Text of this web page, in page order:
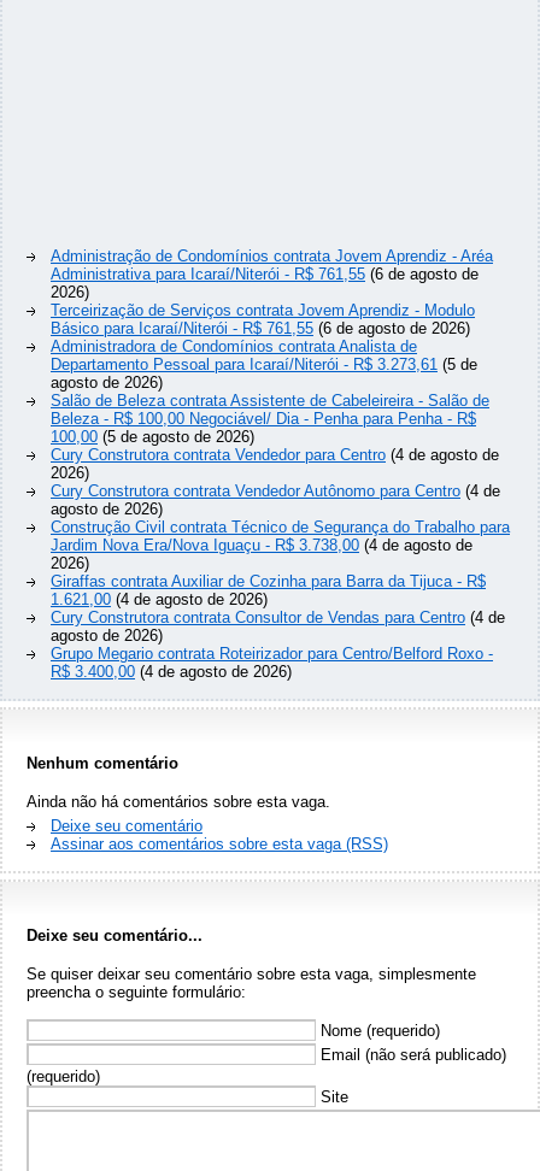
Administração de Condomínios contrata Jovem Aprendiz - Aréa
Administrativa para Icaraí/Niterói - R$ 761,55 (6 de agosto de
2026)
Terceirização de Serviços contrata Jovem Aprendiz - Modulo
Básico para Icaraí/Niterói - R$ 761,55 (6 de agosto de 2026)
Administradora de Condomínios contrata Analista de
Departamento Pessoal para Icaraí/Niterói - R$ 3.273,61 (5 de
agosto de 2026)
Salão de Beleza contrata Assistente de Cabeleireira - Salão de
Beleza - R$ 100,00 Negociável/ Dia - Penha para Penha - R$
100,00 (5 de agosto de 2026)
Cury Construtora contrata Vendedor para Centro (4 de agosto de
2026)
Cury Construtora contrata Vendedor Autônomo para Centro (4 de
agosto de 2026)
Construção Civil contrata Técnico de Segurança do Trabalho para
Jardim Nova Era/Nova Iguaçu - R$ 3.738,00 (4 de agosto de
2026)
Giraffas contrata Auxiliar de Cozinha para Barra da Tijuca - R$
1.621,00 (4 de agosto de 2026)
Cury Construtora contrata Consultor de Vendas para Centro (4 de
agosto de 2026)
Grupo Megario contrata Roteirizador para Centro/Belford Roxo -
R$ 3.400,00 (4 de agosto de 2026)
Nenhum comentário
Ainda não há comentários sobre esta vaga.
Deixe seu comentário
Assinar aos comentários sobre esta vaga (RSS)
Deixe seu comentário...
Se quiser deixar seu comentário sobre esta vaga, simplesmente
preencha o seguinte formulário:
Nome (requerido)
Email (não será publicado)
(requerido)
Site